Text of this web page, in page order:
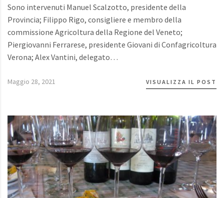
Sono intervenuti Manuel Scalzotto, presidente della
Provincia; Filippo Rigo, consigliere e membro della
commissione Agricoltura della Regione del Veneto;
Piergiovanni Ferrarese, presidente Giovani di Confagricoltura
Verona; Alex Vantini, delegato…
Maggio 28, 2021 VISUALIZZA IL POST